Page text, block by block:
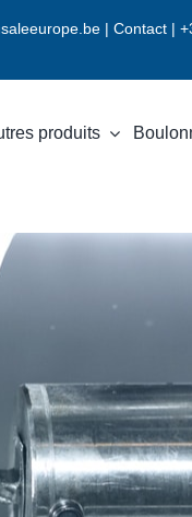
| Contact |
produits